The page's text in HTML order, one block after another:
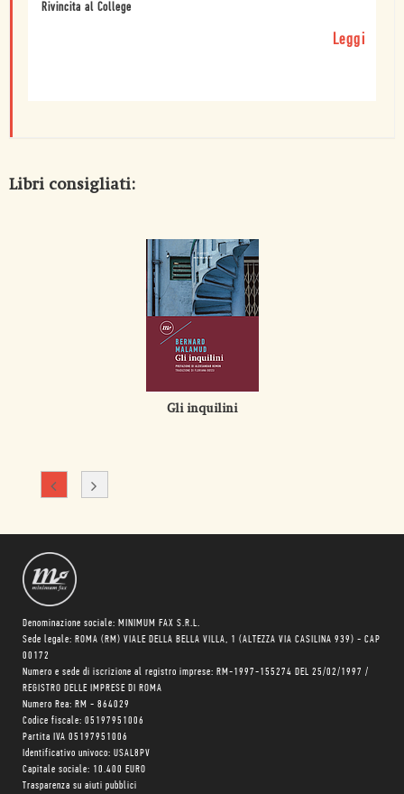
Rivincita al College
Leggi
Libri consigliati:
Gli inquilini
Denominazione sociale: MINIMUM FAX S.R.L.
Sede legale: ROMA (RM) VIALE DELLA BELLA VILLA, 1 (ALTEZZA VIA CASILINA 939) - CAP
00172
Numero e sede di iscrizione al registro imprese: RM-1997-155274 DEL 25/02/1997 /
REGISTRO DELLE IMPRESE DI ROMA
Numero Rea: RM - 864029
Codice fiscale: 05197951006
Partita IVA 05197951006
Identificativo univoco: USAL8PV
Capitale sociale: 10.400 EURO
Trasparenza su aiuti pubblici